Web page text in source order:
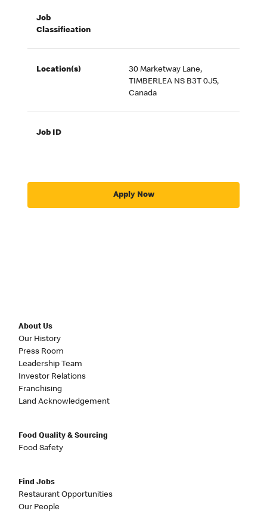
Job
Classification
Location(s)
30 Marketway Lane,
TIMBERLEA NS B3T 0J5,
Canada
Job ID
Apply Now
About Us
Our History
Press Room
Leadership Team
Investor Relations
Franchising
Land Acknowledgement
Food Quality & Sourcing
Food Safety
Find Jobs
Restaurant Opportunities
Our People